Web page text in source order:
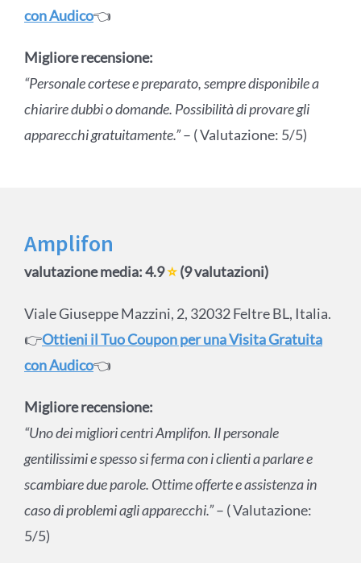
con Audico👈
Migliore recensione:
“Personale cortese e preparato, sempre disponibile a
chiarire dubbi o domande. Possibilità di provare gli
apparecchi gratuitamente.”– ( Valutazione: 5/5)
Amplifon
valutazione media: 4.9⭐(9 valutazioni)
Viale Giuseppe Mazzini, 2, 32032 Feltre BL, Italia.
👉Ottieni il Tuo Coupon per una Visita Gratuita
con Audico👈
Migliore recensione:
“Uno dei migliori centri Amplifon. Il personale
gentilissimi e spesso si ferma con i clienti a parlare e
scambiare due parole. Ottime offerte e assistenza in
caso di problemi agli apparecchi.”– ( Valutazione:
5/5)